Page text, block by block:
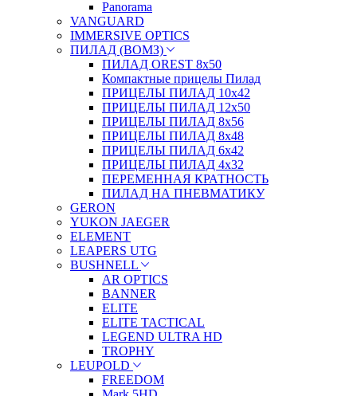
Panorama
VANGUARD
IMMERSIVE OPTICS
ПИЛАД (ВОМЗ)
ПИЛАД OREST 8х50
Компактные прицелы Пилад
ПРИЦЕЛЫ ПИЛАД 10х42
ПРИЦЕЛЫ ПИЛАД 12х50
ПРИЦЕЛЫ ПИЛАД 8х56
ПРИЦЕЛЫ ПИЛАД 8х48
ПРИЦЕЛЫ ПИЛАД 6х42
ПРИЦЕЛЫ ПИЛАД 4х32
ПЕРЕМЕННАЯ КРАТНОСТЬ
ПИЛАД НА ПНЕВМАТИКУ
GERON
YUKON JAEGER
ELEMENT
LEAPERS UTG
BUSHNELL
AR OPTICS
BANNER
ELITE
ELITE TACTICAL
LEGEND ULTRA HD
TROPHY
LEUPOLD
FREEDOM